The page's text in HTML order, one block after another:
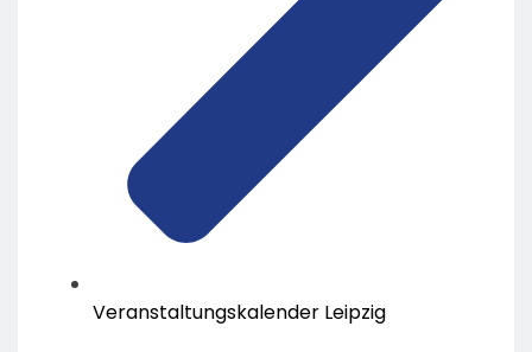
Veranstaltungskalender Leipzig